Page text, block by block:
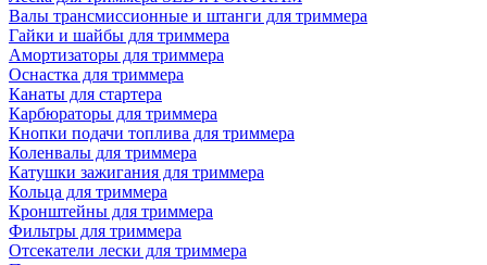
Валы трансмиссионные и штанги для триммера
Гайки и шайбы для триммера
Амортизаторы для триммера
Оснастка для триммера
Канаты для стартера
Карбюраторы для триммера
Кнопки подачи топлива для триммера
Коленвалы для триммера
Катушки зажигания для триммера
Кольца для триммера
Кронштейны для триммера
Фильтры для триммера
Отсекатели лески для триммера